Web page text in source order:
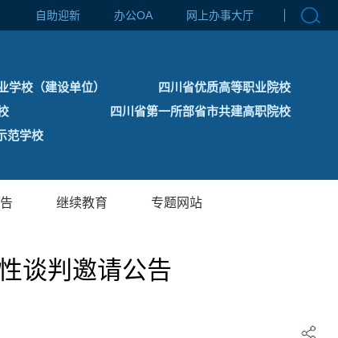
自助迎新 办公OA 网上办事大厅
学校（建设单位）
四川省优质高等职业院校
四川省第一所部省市共建高职院校
范学校
继续教育 专题网站
谈判邀请公告